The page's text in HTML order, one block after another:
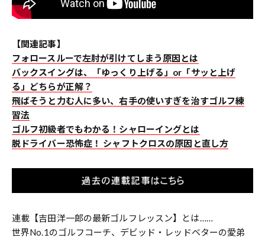
【関連記事】
フォロースルーで左肘が引けてしまう原因とは
バックスイングは、「ゆっくり上げる」or「サッと上げ
る」どちらが正解？
飛ばそうと力む人に多い、右手の使いすぎを治すゴルフ練
習法
ゴルフ初級者でもわかる！シャローイングとは
脱ドライバー恐怖症！ シャフトクロスの原因と直し方
連載【吉田洋一郎の最新ゴルフレッスン】とは……
世界No.1のゴルフコーチ、デビッド・レッドベターの愛弟